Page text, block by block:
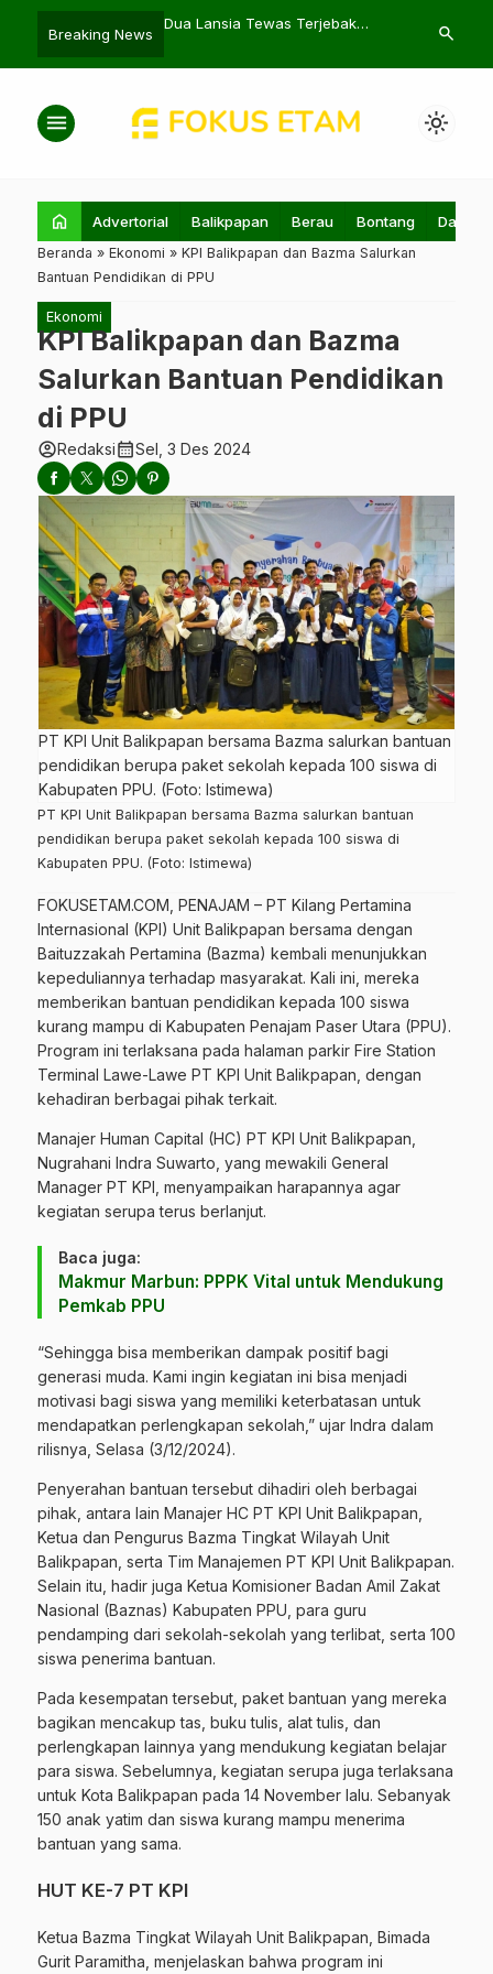
Breaking News
Dua Lansia Tewas Terjebak
Bupati
Nasional
search
menu light_mode
home Advertorial Balikpapan Berau Bontang Daerah
Beranda » Ekonomi » KPI Balikpapan dan Bazma Salurkan
Bantuan Pendidikan di PPU
Ekonomi
KPI Balikpapan dan Bazma
Salurkan Bantuan Pendidikan
di PPU
account_circleRedaksicalendar_monthSel, 3 Des 2024
PT KPI Unit Balikpapan bersama Bazma salurkan bantuan
pendidikan berupa paket sekolah kepada 100 siswa di
Kabupaten PPU. (Foto: Istimewa)
PT KPI Unit Balikpapan bersama Bazma salurkan bantuan
pendidikan berupa paket sekolah kepada 100 siswa di
Kabupaten PPU. (Foto: Istimewa)
FOKUSETAM.COM , PENAJAM – PT Kilang Pertamina
Internasional (KPI) Unit Balikpapan bersama dengan
Baituzzakah Pertamina (Bazma) kembali menunjukkan
kepeduliannya terhadap masyarakat. Kali ini, mereka
memberikan bantuan pendidikan kepada 100 siswa
kurang mampu di Kabupaten Penajam Paser Utara (PPU).
Program ini terlaksana pada halaman parkir Fire Station
Terminal Lawe-Lawe PT KPI Unit Balikpapan, dengan
kehadiran berbagai pihak terkait.
Manajer Human Capital (HC) PT KPI Unit Balikpapan,
Nugrahani Indra Suwarto, yang mewakili General
Manager PT KPI, menyampaikan harapannya agar
kegiatan serupa terus berlanjut.
Baca juga:
Makmur Marbun: PPPK Vital untuk Mendukung
Pemkab PPU
“Sehingga bisa memberikan dampak positif bagi
generasi muda. Kami ingin kegiatan ini bisa menjadi
motivasi bagi siswa yang memiliki keterbatasan untuk
mendapatkan perlengkapan sekolah,” ujar Indra dalam
rilisnya, Selasa (3/12/2024).
Penyerahan bantuan tersebut dihadiri oleh berbagai
pihak, antara lain Manajer HC PT KPI Unit Balikpapan,
Ketua dan Pengurus Bazma Tingkat Wilayah Unit
Balikpapan, serta Tim Manajemen PT KPI Unit Balikpapan.
Selain itu, hadir juga Ketua Komisioner Badan Amil Zakat
Nasional (Baznas) Kabupaten PPU, para guru
pendamping dari sekolah-sekolah yang terlibat, serta 100
siswa penerima bantuan.
Pada kesempatan tersebut, paket bantuan yang mereka
bagikan mencakup tas, buku tulis, alat tulis, dan
perlengkapan lainnya yang mendukung kegiatan belajar
para siswa. Sebelumnya, kegiatan serupa juga terlaksana
untuk Kota Balikpapan pada 14 November lalu. Sebanyak
150 anak yatim dan siswa kurang mampu menerima
bantuan yang sama.
HUT KE-7 PT KPI
Ketua Bazma Tingkat Wilayah Unit Balikpapan, Bimada
Gurit Paramitha, menjelaskan bahwa program ini